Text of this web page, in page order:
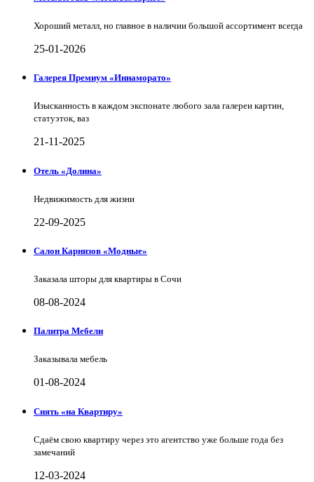
Хороший металл, но главное в наличии большой ассортимент всегда
25-01-2026
Галерея Премиум «Иннаморато»
Изысканность в каждом экспонате любого зала галереи картин,
статуэток, ваз
21-11-2025
Отель «Долина»
Недвижимость для жизни
22-09-2025
Салон Карнизов «Модные»
Заказала шторы для квартиры в Сочи
08-08-2024
Палитра Мебели
Заказывала мебель
01-08-2024
Снять «на Квартиру»
Сдаём свою квартиру через это агентство уже больше года без
замечаний
12-03-2024